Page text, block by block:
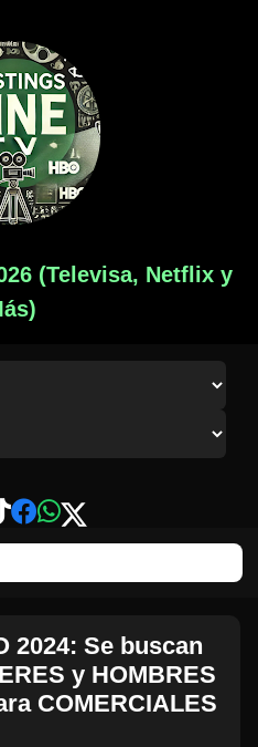
(Televisa, Netflix y
2024: Se buscan
y HOMBRES
COMERCIALES